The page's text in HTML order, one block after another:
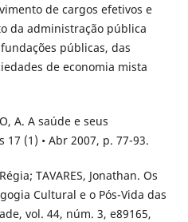
de cargos efetivos e
da administração pública
públicas, das
de economia mista
A. A saúde e seus
(1) • Abr 2007, p. 77-93.
TAVARES, Jonathan. Os
Cultural e o Pós-Vida das
vol. 44, núm. 3, e89165,